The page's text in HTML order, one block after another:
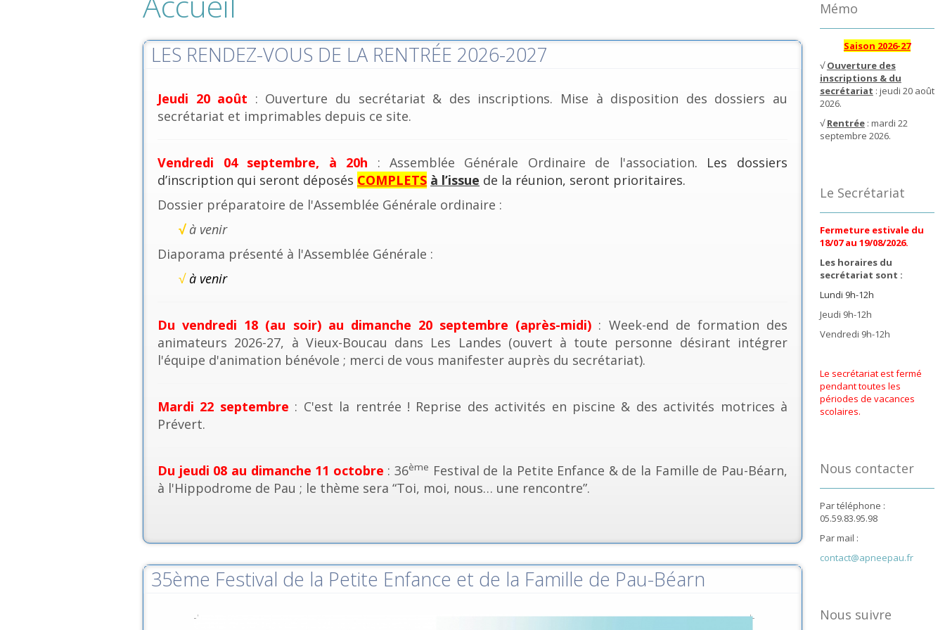
LES RENDEZ-VOUS DE LA RENTRÉE 2026-2027
Jeudi 20 août : Ouverture du secrétariat & des inscriptions. Mise à disposition des dossiers au
secrétariat et imprimables depuis ce site.
Vendredi 04 septembre, à 20h : Assemblée Générale Ordinaire de l'association. Les dossiers
d’inscription qui seront déposés COMPLETS à l’issue de la réunion, seront prioritaires.
Dossier préparatoire de l'Assemblée Générale ordinaire :
√ à venir
Diaporama présenté à l'Assemblée Générale :
√à venir
Du vendredi 18 (au soir) au dimanche 20 septembre (après-midi) : Week-end de formation des
animateurs 2026-27, à Vieux-Boucau dans Les Landes (ouvert à toute personne désirant intégrer
l'équipe d'animation bénévole ; merci de vous manifester auprès du secrétariat).
Mardi 22 septembre : C'est la rentrée ! Reprise des activités en piscine & des activités motrices à
Prévert.
Du jeudi 08 au dimanche 11 octobre : 36ème Festival de la Petite Enfance & de la Famille de Pau-Béarn,
à l'Hippodrome de Pau ; le thème sera “Toi, moi, nous… une rencontre”.
35ème Festival de la Petite Enfance et de la Famille de Pau-Béarn
Mémo
Saison 2026-27
√Ouverture des
inscriptions & du
secrétariat : jeudi 20 août
2026.
√Rentrée: mardi 22
septembre 2026.
Le Secrétariat
Fermeture estivale du
18/07 au 19/08/2026.
Les horaires du
secrétariat sont :
Lundi 9h-12h
Jeudi 9h-12h
Vendredi 9h-12h
Le secrétariat est fermé
pendant toutes les
périodes de vacances
scolaires.
Nous contacter
Par téléphone :
05.59.83.95.98
Par mail :
contact@apneepau.fr
Nous suivre